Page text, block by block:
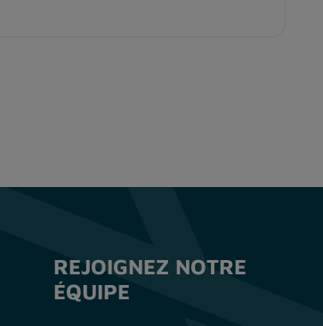
REJOIGNEZ NOTRE
ÉQUIPE